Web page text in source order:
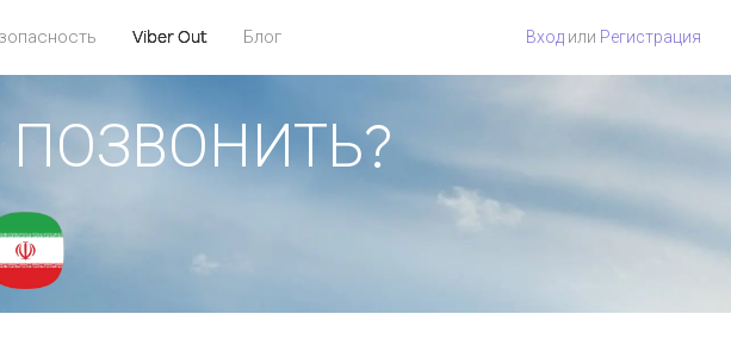
Viber Out Блог Вход или Регистрация
ПОЗВОНИТЬ?